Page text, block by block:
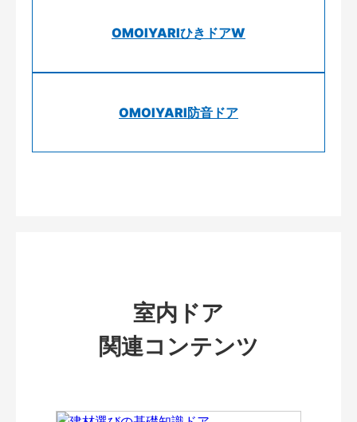
OMOIYARIひきドアW
OMOIYARI防音ドア
室内ドア
関連コンテンツ